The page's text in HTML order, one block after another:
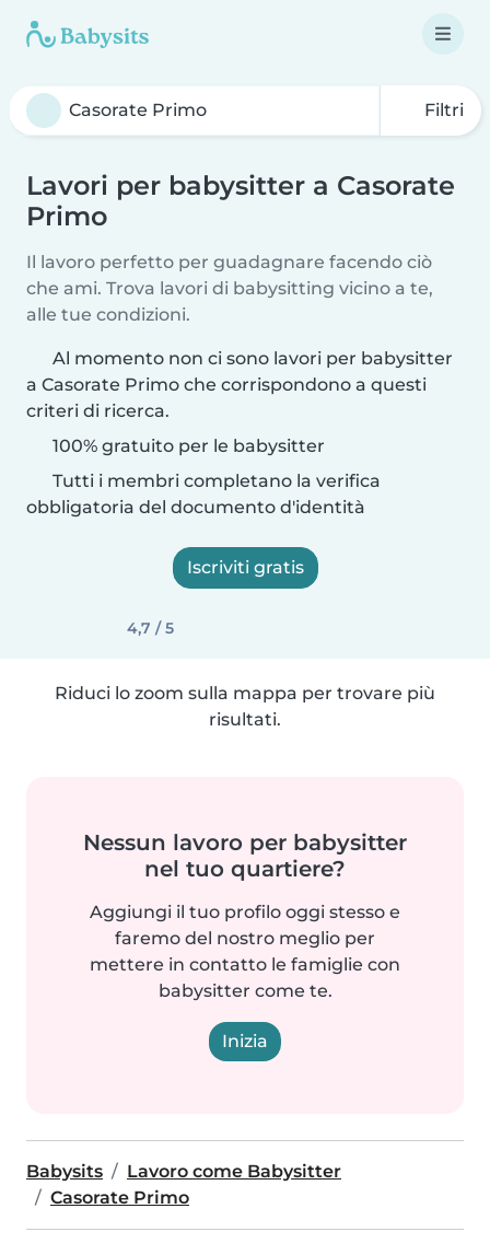
Filtri
Lavori per babysitter a Casorate
Primo
Il lavoro perfetto per guadagnare facendo ciò
che ami. Trova lavori di babysitting vicino a te,
alle tue condizioni.
Al momento non ci sono lavori per babysitter
a Casorate Primo che corrispondono a questi
criteri di ricerca.
100% gratuito per le babysitter
Tutti i membri completano la verifica
obbligatoria del documento d'identità
Iscriviti gratis
4,7 / 5
Riduci lo zoom sulla mappa per trovare più
risultati.
Nessun lavoro per babysitter
nel tuo quartiere?
Aggiungi il tuo profilo oggi stesso e
faremo del nostro meglio per
mettere in contatto le famiglie con
babysitter come te.
Inizia
Babysits
Lavoro come Babysitter
Casorate Primo